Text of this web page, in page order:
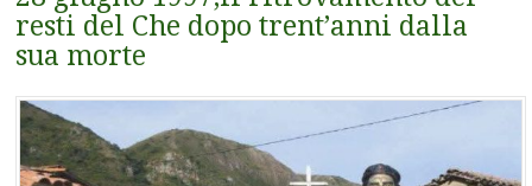
resti del Che dopo trent’anni dalla
sua morte